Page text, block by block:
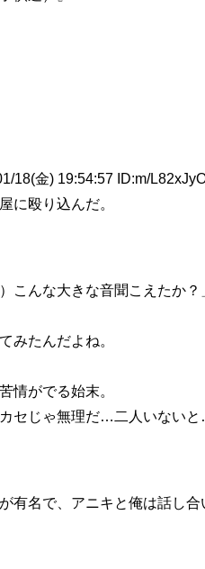
18(金) 19:54:57 ID:m/
に殴り込んだ。
こんな大きな音聞こえたか？
みたんだよね。
情がでる始末。
セじゃ無理だ…二人いない
有名で、アニキと俺は話し